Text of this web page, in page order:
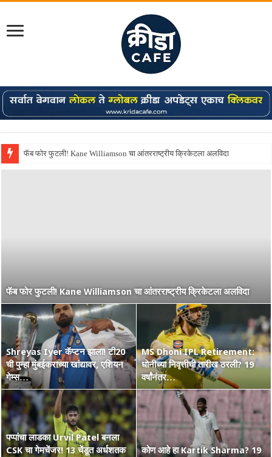
Shreyas Iyer कॅप्टन झाला! टी20 ची पुन्हा मुंबईकराच्या खांद्यावर, एशियन गेम्स…
फॅब फोर फुटली! Kane Williamson चा आंतरराष्ट्रीय क्रिकेटला अलविदा
Shreyas Iyer कॅप्टन झाला! टी20
ची पुन्हा मुंबईकराच्या खांद्यावर, एशियन
गेम्स…
MS Dhoni IPL Retirement:
धोनीच्या निवृत्तीची तारीख ठरली? 19
वर्षांनंतर…
पप्पांचा लाडका Urvil Patel बनला
CSK चा गेमचेंजर! 13 चेंडूत अर्धशतक
कोण आहे हा Kartik Sharma? 19
मेहनत आणि CSK चा विश्वास…
कोण हा Raghu Sharma? वय 33,
कृष्णभक्त, शेन वॉर्न आणि बरंच काही
वंडर बॉय Vaibhav Suryavanshi
चा आणखी एक शतकी धमाका! 36 चेंडूत
…
सरपंच श्रेयसच्या Punjab Kings चा
Australia Retain The Ashes